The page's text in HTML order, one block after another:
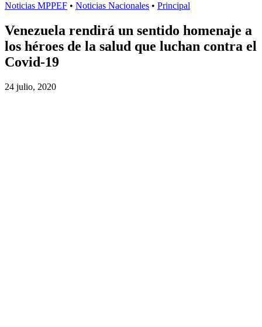
Noticias MPPEF • Noticias Nacionales • Principal
Venezuela rendirá un sentido homenaje a
los héroes de la salud que luchan contra el
Covid-19
24 julio, 2020